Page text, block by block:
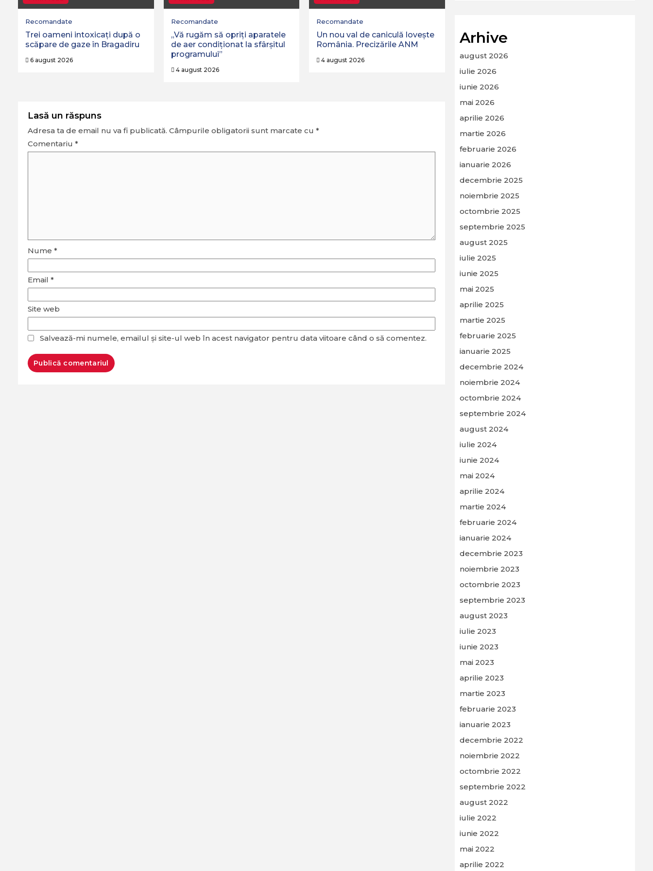
Recomandate
Trei oameni intoxicați după o
scăpare de gaze în Bragadiru
6 august 2026
Recomandate
„Vă rugăm să opriţi aparatele
de aer condiţionat la sfârşitul
programului”
4 august 2026
Recomandate
Un nou val de caniculă lovește
România. Precizările ANM
4 august 2026
Lasă un răspuns
Adresa ta de email nu va fi publicată. Câmpurile obligatorii sunt marcate cu *
Comentariu *
Nume *
Email *
Site web
Salvează-mi numele, emailul și site-ul web în acest navigator pentru data viitoare când o să comentez.
Arhive
august 2026
iulie 2026
iunie 2026
mai 2026
aprilie 2026
martie 2026
februarie 2026
ianuarie 2026
decembrie 2025
noiembrie 2025
octombrie 2025
septembrie 2025
august 2025
iulie 2025
iunie 2025
mai 2025
aprilie 2025
martie 2025
februarie 2025
ianuarie 2025
decembrie 2024
noiembrie 2024
octombrie 2024
septembrie 2024
august 2024
iulie 2024
iunie 2024
mai 2024
aprilie 2024
martie 2024
februarie 2024
ianuarie 2024
decembrie 2023
noiembrie 2023
octombrie 2023
septembrie 2023
august 2023
iulie 2023
iunie 2023
mai 2023
aprilie 2023
martie 2023
februarie 2023
ianuarie 2023
decembrie 2022
noiembrie 2022
octombrie 2022
septembrie 2022
august 2022
iulie 2022
iunie 2022
mai 2022
aprilie 2022